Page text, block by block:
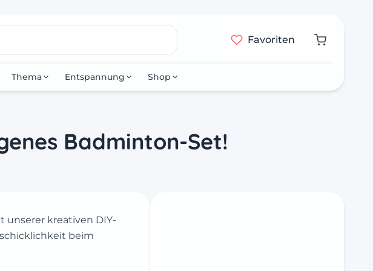
Favoriten
Thema Entspannung Shop
Badminton-Set!
unserer kreativen DIY-
beim